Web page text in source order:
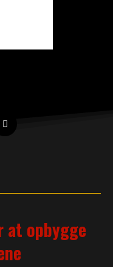
at opbygge